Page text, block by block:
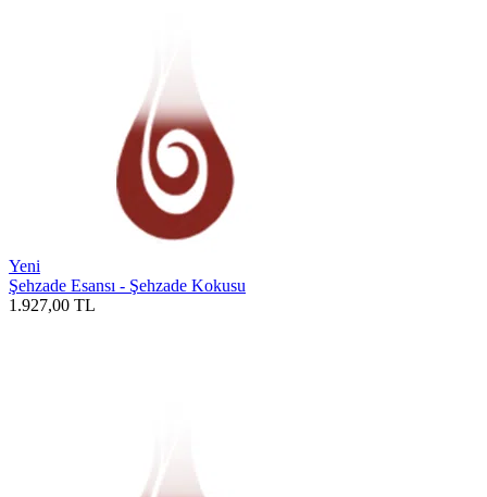
Yeni
Şehzade Esansı - Şehzade Kokusu
1.927,00 TL